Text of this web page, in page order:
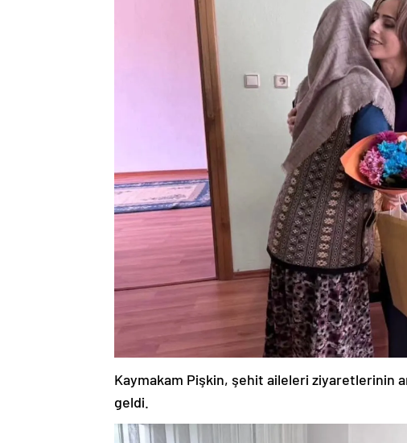
Kaymakam Pişkin, şehit aileleri ziyaretlerinin
geldi.